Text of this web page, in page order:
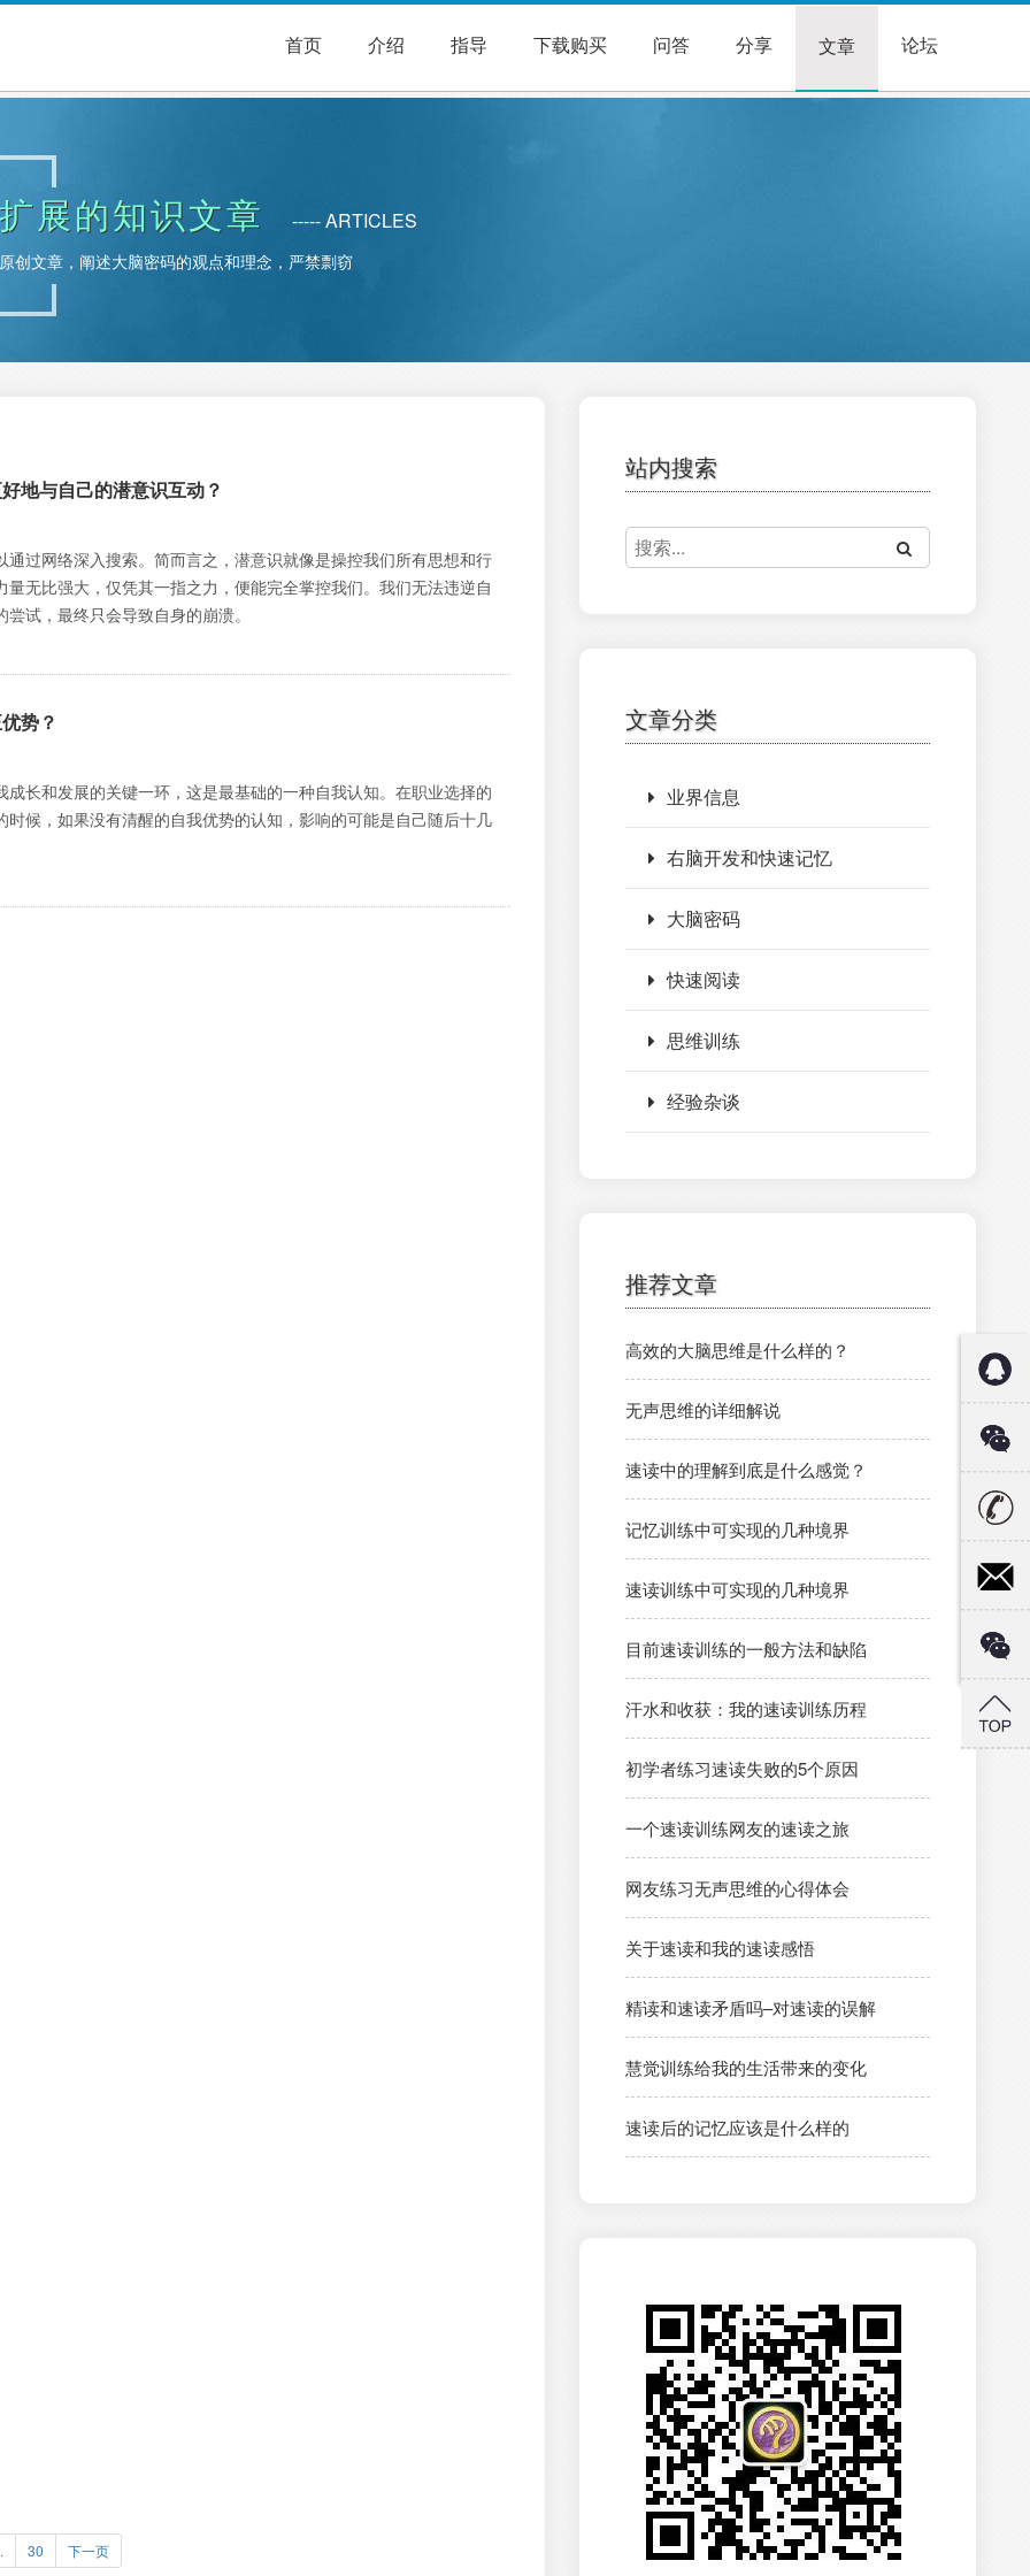
首页 介绍 指导 下载购买 问答 分享 文章 论坛
扩展的知识文章 ----- ARTICLES
原创文章，阐述大脑密码的观点和理念，严禁剽窃
地与自己的潜意识互动？
通过网络深入搜索。简而言之，潜意识就像是操控我们所有思想和行
无比强大，仅凭其一指之力，便能完全掌控我们。我们无法违逆自
试，最终只会导致自身的崩溃。
势？
成长和发展的关键一环，这是最基础的一种自我认知。在职业选择的
时候，如果没有清醒的自我优势的认知，影响的可能是自己随后十几
30 下一页
站内搜索
文章分类
业界信息
右脑开发和快速记忆
大脑密码
快速阅读
思维训练
经验杂谈
推荐文章
高效的大脑思维是什么样的？
无声思维的详细解说
速读中的理解到底是什么感觉？
记忆训练中可实现的几种境界
速读训练中可实现的几种境界
目前速读训练的一般方法和缺陷
汗水和收获：我的速读训练历程
初学者练习速读失败的5个原因
一个速读训练网友的速读之旅
网友练习无声思维的心得体会
关于速读和我的速读感悟
精读和速读矛盾吗–对速读的误解
慧觉训练给我的生活带来的变化
速读后的记忆应该是什么样的